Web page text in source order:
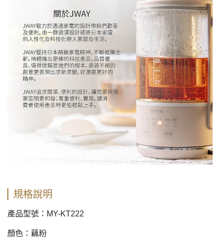
規格說明
產品型號：MY-KT222
顏色：藕粉